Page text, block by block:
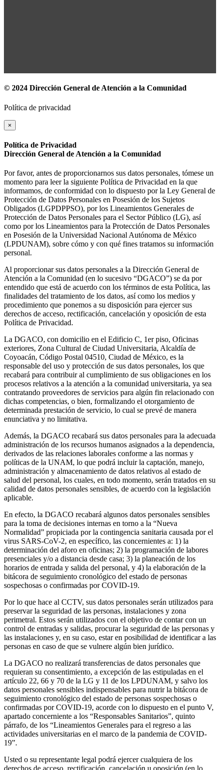
© 2024 Dirección General de Atención a la Comunidad
Política de privacidad
×
Política de Privacidad
Dirección General de Atención a la Comunidad
Por favor, antes de proporcionarnos sus datos personales, tómese un
momento para leer la siguiente Política de Privacidad en la que
informamos, de conformidad con lo dispuesto por la Ley General de
Protección de Datos Personales en Posesión de los Sujetos
Obligados (LGPDPPSO), por los Lineamientos Generales de
Protección de Datos Personales para el Sector Público (LG), así
como por los Lineamientos para la Protección de Datos Personales
en Posesión de la Universidad Nacional Autónoma de México
(LPDUNAM), sobre cómo y con qué fines tratamos su información
personal.
Al proporcionar sus datos personales a la Dirección General de
Atención a la Comunidad (en lo sucesivo “DGACO”) se da por
entendido que está de acuerdo con los términos de esta Política, las
finalidades del tratamiento de los datos, así como los medios y
procedimiento que ponemos a su disposición para ejercer sus
derechos de acceso, rectificación, cancelación y oposición de esta
Política de Privacidad.
La DGACO, con domicilio en el Edificio C, 1er piso, Oficinas
exteriores, Zona Cultural de Ciudad Universitaria, Alcaldía de
Coyoacán, Código Postal 04510, Ciudad de México, es la
responsable del uso y protección de sus datos personales, los que
recabará para contribuir al cumplimiento de sus obligaciones en los
procesos relativos a la atención a la comunidad universitaria, ya sea
contratando proveedores de servicios para algún fin relacionado con
dichas competencias, o bien, formalizando el otorgamiento de
determinada prestación de servicio, lo cual se prevé de manera
enunciativa y no limitativa.
Además, la DGACO recabará sus datos personales para la adecuada
administración de los recursos humanos asignados a la dependencia,
derivados de las relaciones laborales conforme a las normas y
políticas de la UNAM, lo que podrá incluir la captación, manejo,
administración y almacenamiento de datos relativos al estado de
salud del personal, los cuales, en todo momento, serán tratados en su
calidad de datos personales sensibles, de acuerdo con la legislación
aplicable.
En efecto, la DGACO recabará algunos datos personales sensibles
para la toma de decisiones internas en torno a la “Nueva
Normalidad” propiciada por la contingencia sanitaria causada por el
virus SARS-CoV-2, en específico, las concernientes a: 1) la
determinación del aforo en oficinas; 2) la programación de labores
presenciales y/o a distancia desde casa; 3) la planeación de los
horarios de entrada y salida del personal, y 4) la elaboración de la
bitácora de seguimiento cronológico del estado de personas
sospechosas o confirmadas por COVID-19.
Por lo que hace al CCTV, sus datos personales serán utilizados para
preservar la seguridad de las personas, instalaciones y zona
perimetral. Estos serán utilizados con el objetivo de contar con un
control de entradas y salidas, procurar la seguridad de las personas y
las instalaciones y, en su caso, estar en posibilidad de identificar a las
personas en caso de que se vulnere algún bien jurídico.
La DGACO no realizará transferencias de datos personales que
requieran su consentimiento, a excepción de las estipuladas en el
artículo 22, 66 y 70 de la LG y 11 de los LPDUNAM, y salvo los
datos personales sensibles indispensables para nutrir la bitácora de
seguimiento cronológico del estado de personas sospechosas o
confirmadas por COVID-19, acorde con lo dispuesto en el punto V,
apartado concerniente a los “Responsables Sanitarios”, quinto
párrafo, de los “Lineamientos Generales para el regreso a las
actividades universitarias en el marco de la pandemia de COVID-
19”.
Usted o su representante legal podrá ejercer cualquiera de los